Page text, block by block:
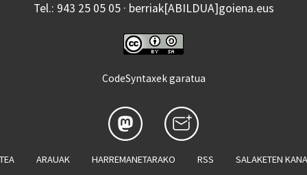
Tel.: 943 25 05 05 · berriak[ABILDUA]goiena.eus
CodeSyntaxek garatua
ARAUAK HARREMANETARAKO RSS SALAKETEN